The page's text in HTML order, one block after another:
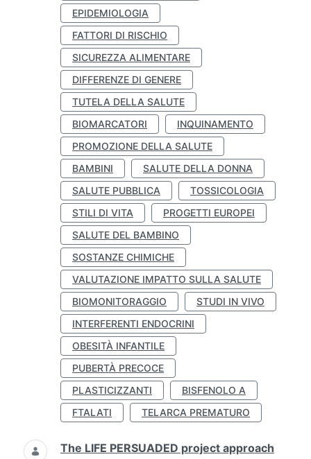
EPIDEMIOLOGIA
FATTORI DI RISCHIO
SICUREZZA ALIMENTARE
DIFFERENZE DI GENERE
TUTELA DELLA SALUTE
BIOMARCATORI
INQUINAMENTO
PROMOZIONE DELLA SALUTE
BAMBINI
SALUTE DELLA DONNA
SALUTE PUBBLICA
TOSSICOLOGIA
STILI DI VITA
PROGETTI EUROPEI
SALUTE DEL BAMBINO
SOSTANZE CHIMICHE
VALUTAZIONE IMPATTO SULLA SALUTE
BIOMONITORAGGIO
STUDI IN VIVO
INTERFERENTI ENDOCRINI
OBESITÀ INFANTILE
PUBERTÀ PRECOCE
PLASTICIZZANTI
BISFENOLO A
FTALATI
TELARCA PREMATURO
The LIFE PERSUADED project approach